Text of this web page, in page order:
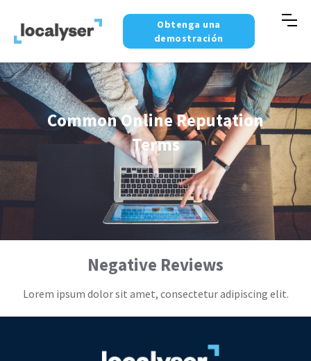
Obtenga una
demostración
Common Online Reputation
Terms
Negative Reviews
Lorem ipsum dolor sit amet, consectetur adipiscing elit.